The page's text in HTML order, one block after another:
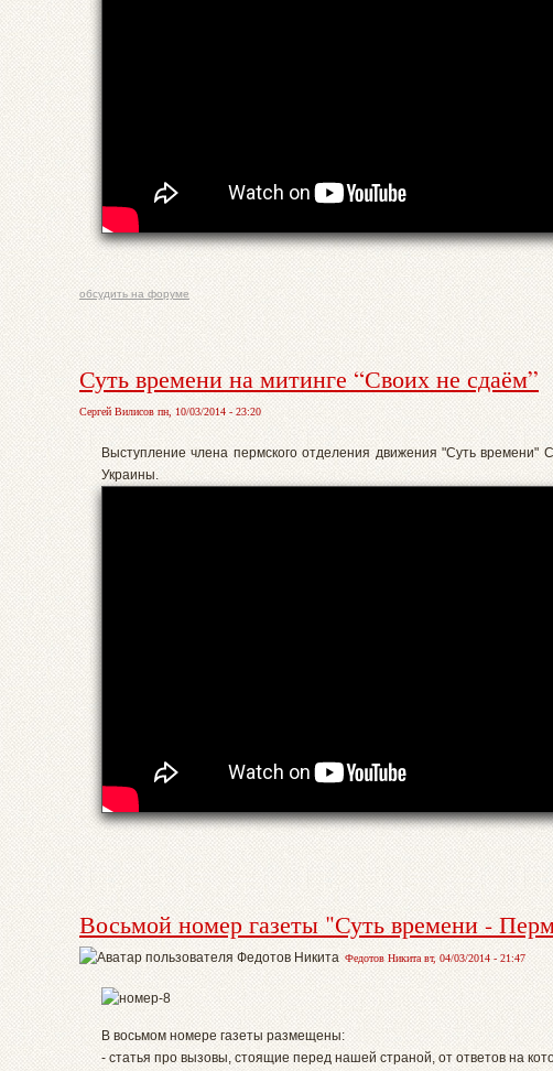
обсудить на форуме
Суть времени на митинге “Своих не сдаём”
Сергей Вилисов пн, 10/03/2014 - 23:20
Выступление члена пермского отделения движения "Суть времени"
Украины.
Восьмой номер газеты "Суть времени -
Федотов Никита вт, 04/03/2014 - 21:47
В восьмом номере газеты размещены:
- статья про вызовы, стоящие перед нашей страной, от ответов на